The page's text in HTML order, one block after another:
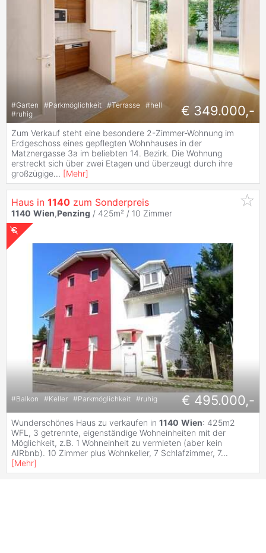
#Garten #Parkmöglichkeit #Terrasse #hell
#ruhig € 349.000,-
Zum Verkauf steht eine besondere 2-Zimmer-Wohnung im
Erdgeschoss eines gepflegten Wohnhauses in der
Matznergasse 3a im beliebten 14. Bezirk. Die Wohnung
erstreckt sich über zwei Etagen und überzeugt durch ihre
großzügige... [Mehr]
Haus in 1140 zum Sonderpreis
1140 Wien,Penzing / 425m² / 10 Zimmer
#Balkon #Keller #Parkmöglichkeit #ruhig € 495.000,-
Wunderschönes Haus zu verkaufen in 1140 Wien: 425m2
WFL, 3 getrennte, eigenständige Wohneinheiten mit der
Möglichkeit, z.B. 1 Wohneinheit zu vermieten (aber kein
AIRbnb). 10 Zimmer plus Wohnkeller, 7 Schlafzimmer, 7...
[Mehr]